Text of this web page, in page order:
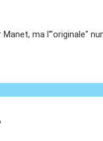
Manet, ma l'"originale"